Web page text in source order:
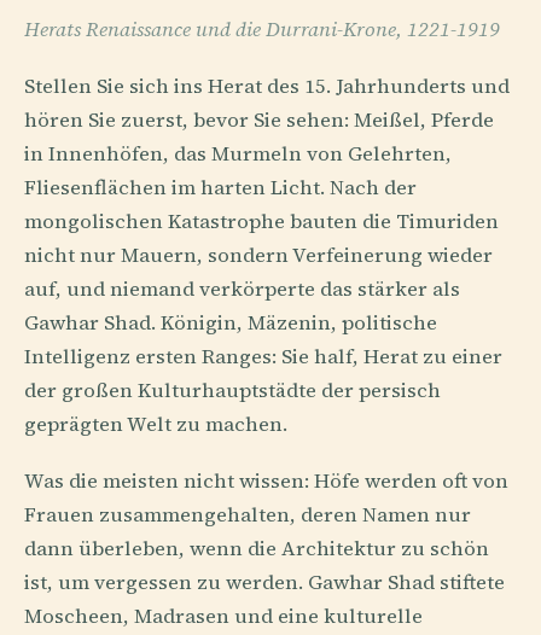
Herats Renaissance und die Durrani-Krone, 1221-1919
Stellen Sie sich ins Herat des 15. Jahrhunderts und
hören Sie zuerst, bevor Sie sehen: Meißel, Pferde
in Innenhöfen, das Murmeln von Gelehrten,
Fliesenflächen im harten Licht. Nach der
mongolischen Katastrophe bauten die Timuriden
nicht nur Mauern, sondern Verfeinerung wieder
auf, und niemand verkörperte das stärker als
Gawhar Shad. Königin, Mäzenin, politische
Intelligenz ersten Ranges: Sie half, Herat zu einer
der großen Kulturhauptstädte der persisch
geprägten Welt zu machen.
Was die meisten nicht wissen: Höfe werden oft von
Frauen zusammengehalten, deren Namen nur
dann überleben, wenn die Architektur zu schön
ist, um vergessen zu werden. Gawhar Shad stiftete
Moscheen, Madrasen und eine kulturelle